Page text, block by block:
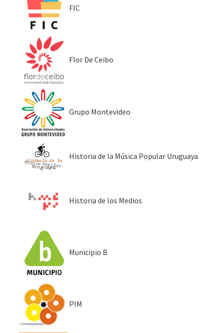
FIC
Flor De Ceibo
Grupo Montevideo
Historia de la Música Popular Uruguaya
Historia de los Medios
Municipio B
PIM